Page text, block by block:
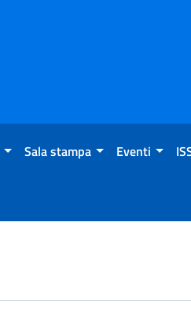
Sala stampa Eventi